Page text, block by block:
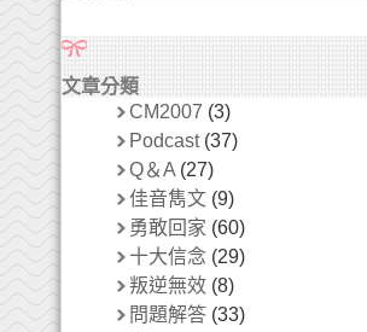
文章分類
CM2007 (3)
Podcast(37)
Q＆A (27)
佳音雋文 (9)
勇敢回家 (60)
十大信念 (29)
叛逆無效 (8)
問題解答 (33)